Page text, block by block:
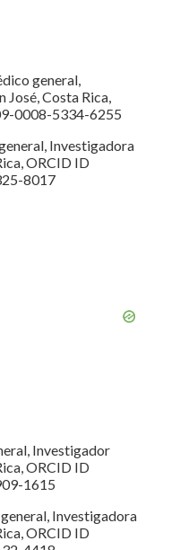
general,
José, Costa Rica,
0008-5334-6255
Investigadora
ORCID ID
8017
Investigador
ORCID ID
1615
Investigadora
ORCID ID